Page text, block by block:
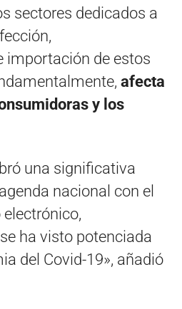
sectores dedicados a
importación de estos
afecta
y los
una significativa
nacional con el
ha visto potenciada
del Covid-19», añadió